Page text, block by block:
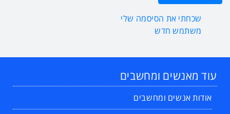
שכחתי את הסיסמה שלי
משתמש חדש
עוד מאנשים ומחשבים
אודות אנשים ומחשבים